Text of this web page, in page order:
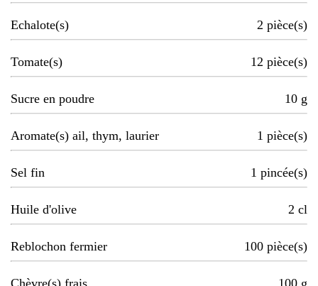
Echalote(s) 2 pièce(s)
Tomate(s) 12 pièce(s)
Sucre en poudre 10 g
Aromate(s) ail, thym, laurier 1 pièce(s)
Sel fin 1 pincée(s)
Huile d'olive 2 cl
Reblochon fermier 100 pièce(s)